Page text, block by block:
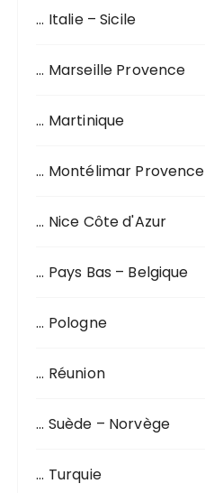
… Italie – Sicile
… Marseille Provence
… Martinique
… Montélimar Provence
… Nice Côte d'Azur
… Pays Bas – Belgique
… Pologne
… Réunion
… Suède – Norvège
… Turquie